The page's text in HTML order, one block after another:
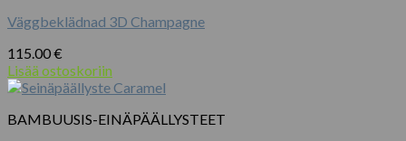
Väggbeklädnad 3D Champagne
115.00€
Lisää ostoskoriin
BAMBUUSIS-EINÄPÄÄLLYSTEET